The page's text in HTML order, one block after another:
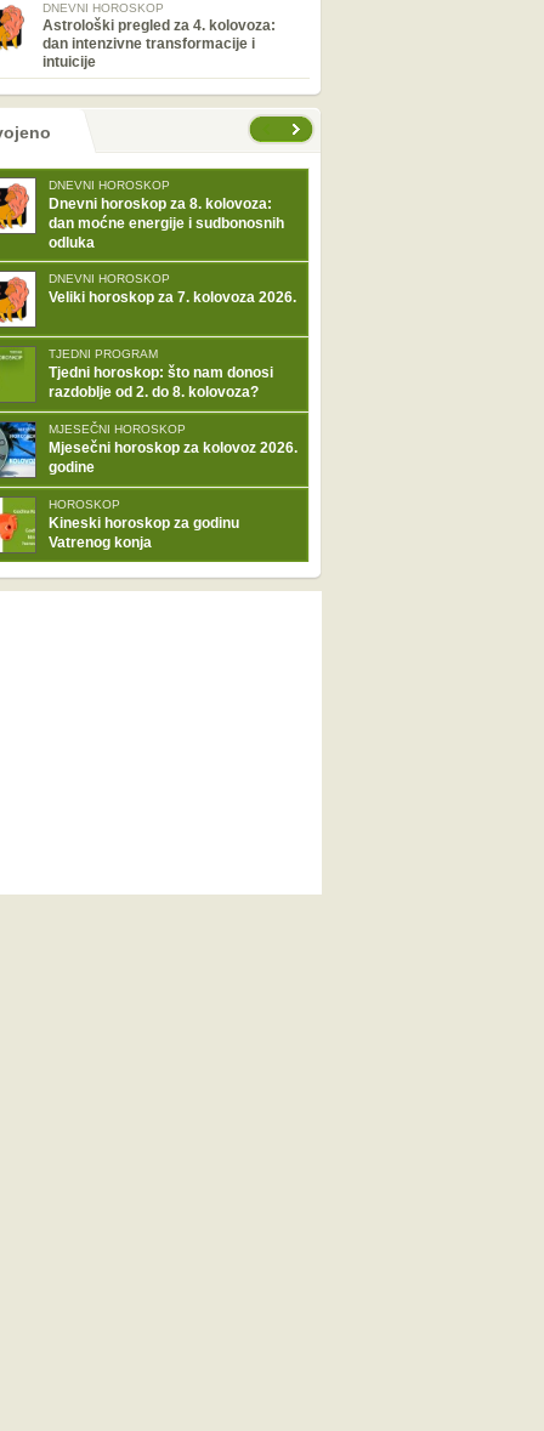
DNEVNI HOROSKOP
Astrološki pregled za 4. kolovoza:
dan intenzivne transformacije i
intuicije
DNEVNI HOROSKOP
Dnevni horoskop za 8. kolovoza:
dan moćne energije i sudbonosnih
odluka
DNEVNI HOROSKOP
Veliki horoskop za 7. kolovoza 2026.
TJEDNI PROGRAM
Tjedni horoskop: što nam donosi
razdoblje od 2. do 8. kolovoza?
MJESEČNI HOROSKOP
Mjesečni horoskop za kolovoz 2026.
godine
HOROSKOP
Kineski horoskop za godinu
Vatrenog konja